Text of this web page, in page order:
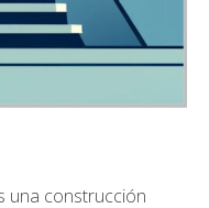
una construcción